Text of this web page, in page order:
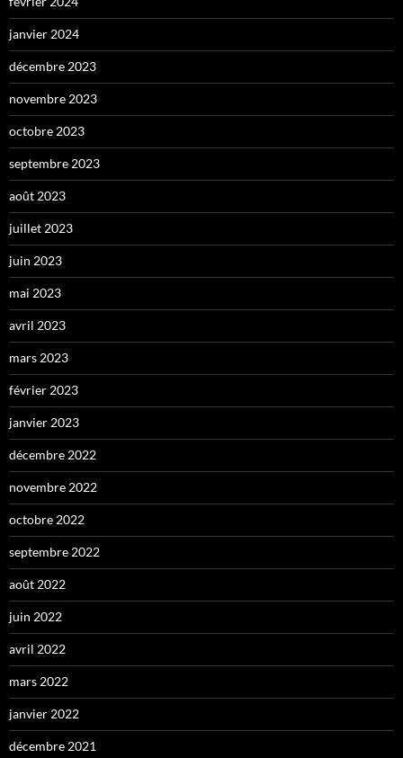
janvier 2024
décembre 2023
novembre 2023
octobre 2023
septembre 2023
août 2023
juillet 2023
juin 2023
mai 2023
avril 2023
mars 2023
février 2023
janvier 2023
décembre 2022
novembre 2022
octobre 2022
septembre 2022
août 2022
juin 2022
avril 2022
mars 2022
janvier 2022
décembre 2021